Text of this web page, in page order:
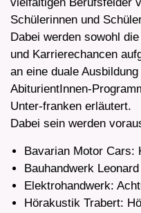
Schülerinnen und
Dabei werden sowohl
und Karrierechancen
an eine duale
AbiturientInnen-
Unter-franken erläutert.
Dabei sein werden
Bavarian Motor Cars:
Bauhandwerk
Elektrohandwerk:
Hörakustik Trabert: